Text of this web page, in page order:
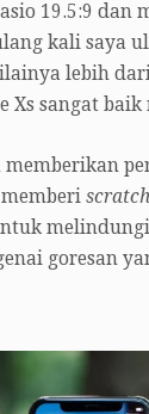
19.5:9
kali saya
lebih
Xs sangat baik
memberikan
goresan